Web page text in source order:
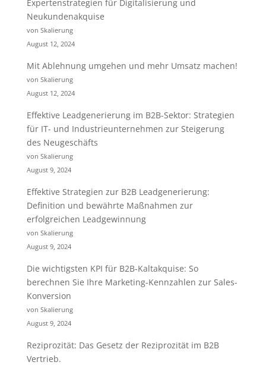
Expertenstrategien für Digitalisierung und
Neukundenakquise
von Skalierung
August 12, 2024
Mit Ablehnung umgehen und mehr Umsatz machen!
von Skalierung
August 12, 2024
Effektive Leadgenerierung im B2B-Sektor: Strategien
für IT- und Industrieunternehmen zur Steigerung
des Neugeschäfts
von Skalierung
August 9, 2024
Effektive Strategien zur B2B Leadgenerierung:
Definition und bewährte Maßnahmen zur
erfolgreichen Leadgewinnung
von Skalierung
August 9, 2024
Die wichtigsten KPI für B2B-Kaltakquise: So
berechnen Sie Ihre Marketing-Kennzahlen zur Sales-
Konversion
von Skalierung
August 9, 2024
Reziprozität: Das Gesetz der Reziprozität im B2B
Vertrieb.